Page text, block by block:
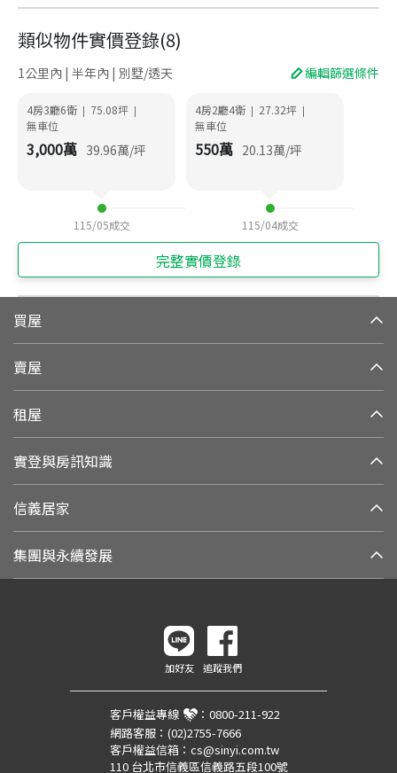
類似物件實價登錄(8)
1公里內 | 半年內 | 別墅/透天 編輯篩選條件
4房3廳6衛 | 75.08坪 |
無車位
3,000萬 39.96萬/坪
115/05成交
4房2廳4衛 | 27.32坪 |
無車位
550萬 20.13萬/坪
115/04成交
完整實價登錄
買屋
賣屋
租屋
實登與房訊知識
信義居家
集團與永續發展
加好友 追蹤我們
客戶權益專線 ： 0800-211-922
網路客服： (02)2755-7666
客戶權益信箱： cs@sinyi.com.tw
110 台北市信義區信義路五段100號